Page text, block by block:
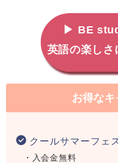
▶ BE
英語の楽しさ
お得な
クールサマーフェ
・入会金無料